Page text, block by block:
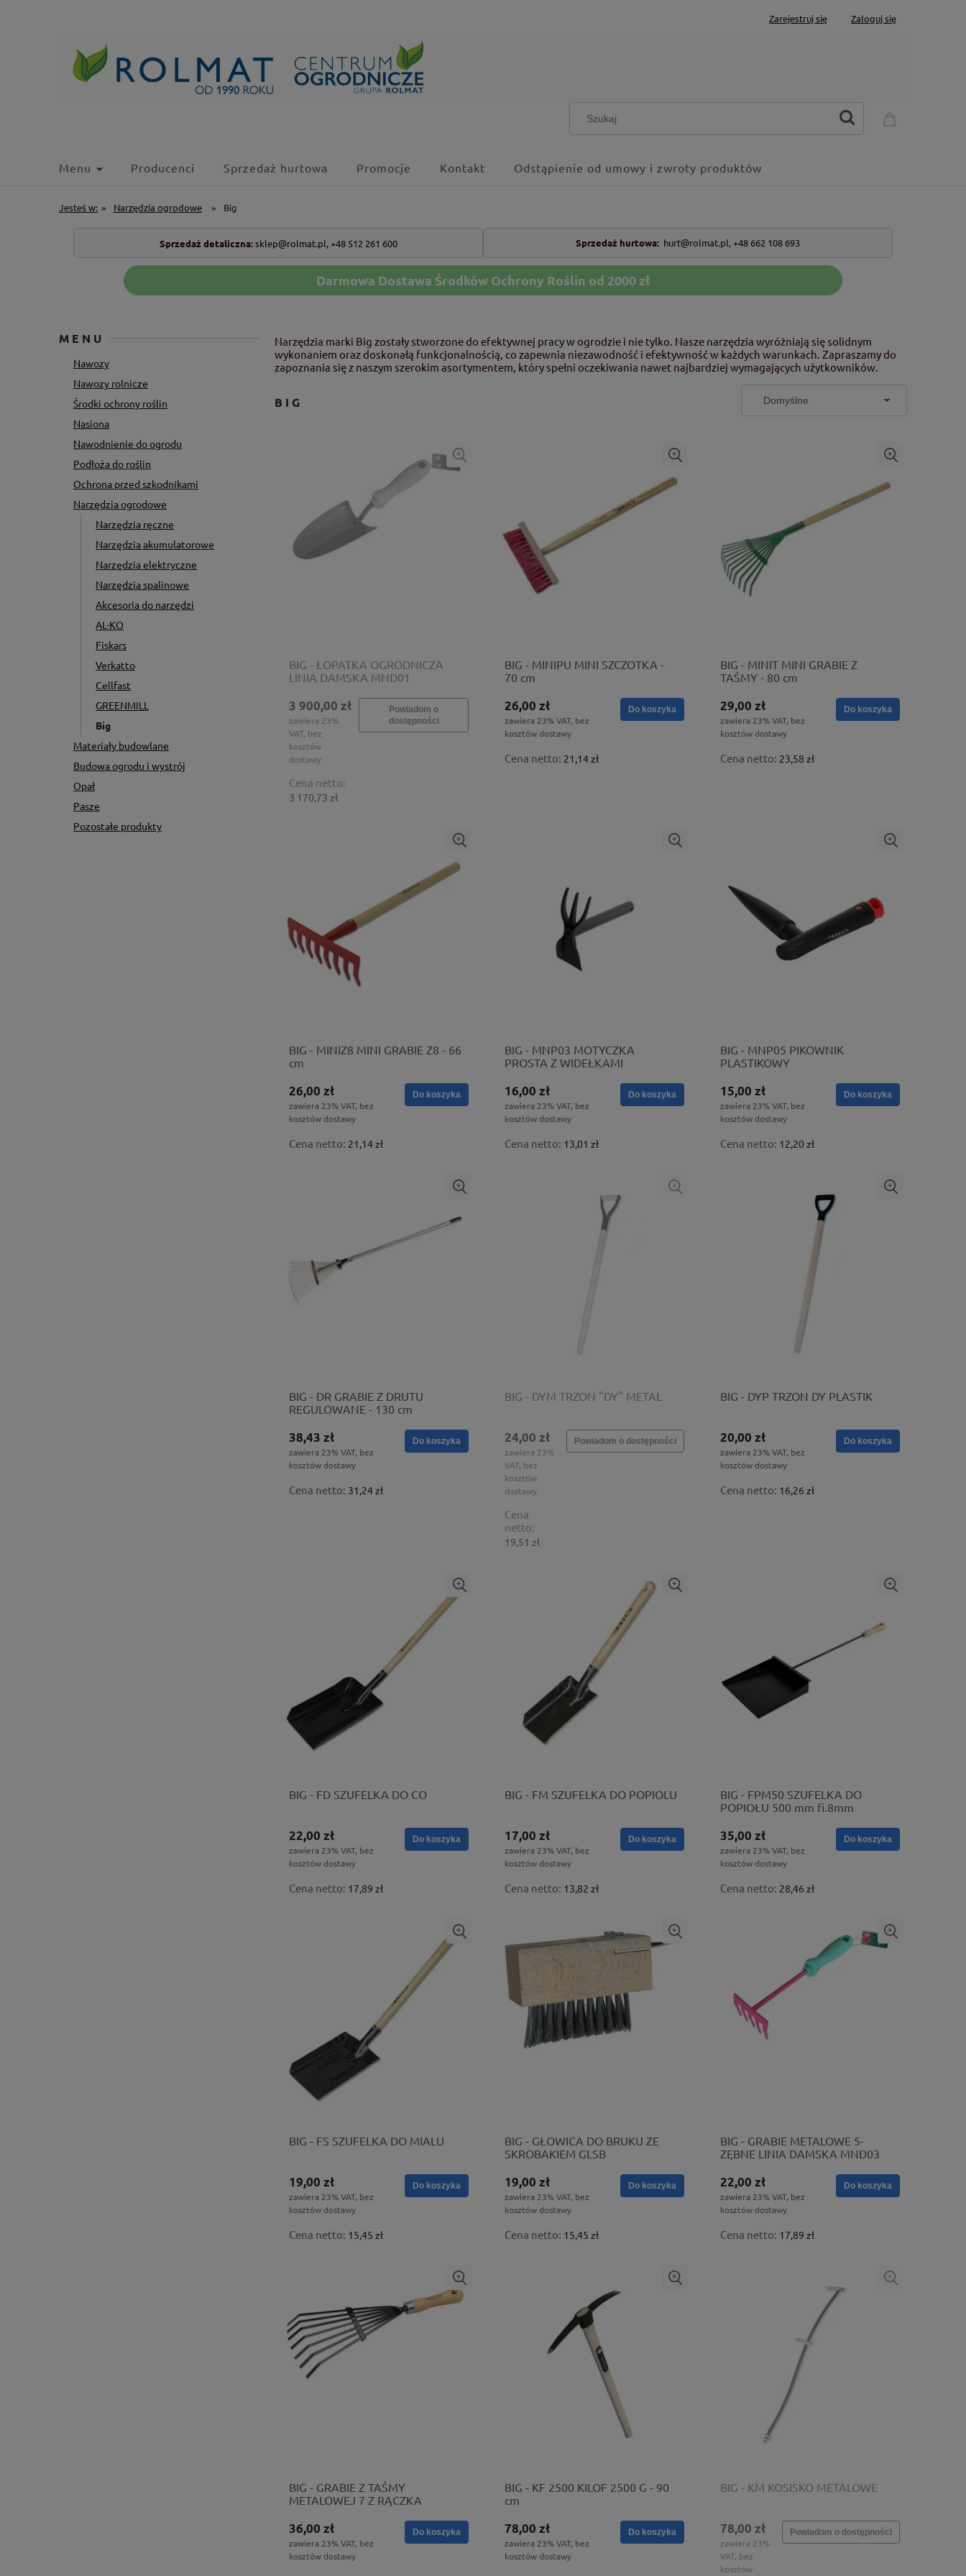
Zarejestruj się Zaloguj się
Menu Producenci Sprzedaż hurtowa Promocje Kontakt Odstąpienie od umowy i zwroty produktów
Jesteś w: » Narzędzia ogrodowe » Big
Sprzedaż detaliczna: sklep@rolmat.pl, +48 512 261 600 Sprzedaż hurtowa: hurt@rolmat.pl,+48 662 108 693
Darmowa Dostawa Środków Ochrony Roślin od 2000 zł
MENU
Nawozy
Nawozy rolnicze
Środki ochrony roślin
Nasiona
Nawodnienie do ogrodu
Podłoża do roślin
Ochrona przed szkodnikami
Narzędzia ogrodowe
Narzędzia ręczne
Narzędzia akumulatorowe
Narzędzia elektryczne
Narzędzia spalinowe
Akcesoria do narzędzi
AL-KO
Fiskars
Verkatto
Cellfast
GREENMILL
Big
Materiały budowlane
Budowa ogrodu i wystrój
Opał
Pasze
Pozostałe produkty
Narzędzia marki Big zostały stworzone do efektywnej pracy w ogrodzie i nie tylko. Nasze narzędzia wyróżniają się solidnym
wykonaniem oraz doskonałą funkcjonalnością, co zapewnia niezawodność i efektywność w każdych warunkach. Zapraszamy do
zapoznania się z naszym szerokim asortymentem, który spełni oczekiwania nawet najbardziej wymagających użytkowników.
BIG
BIG - ŁOPATKA OGRODNICZA
LINIA DAMSKA MND01
3 900,00 zł
zawiera 23%
VAT, bez
kosztów
dostawy
Cena netto:
3 170,73 zł
Powiadom o
dostępności
BIG - MINIPU MINI SZCZOTKA -
70 cm
26,00 zł
zawiera 23% VAT, bez
kosztów dostawy
Cena netto: 21,14 zł
Do koszyka
BIG - MINIT MINI GRABIE Z
TAŚMY - 80 cm
29,00 zł
zawiera 23% VAT, bez
kosztów dostawy
Cena netto: 23,58 zł
Do koszyka
BIG - MINIZ8 MINI GRABIE Z8 - 66
cm
26,00 zł
zawiera 23% VAT, bez
kosztów dostawy
Cena netto: 21,14 zł
Do koszyka
BIG - MNP03 MOTYCZKA
PROSTA Z WIDEŁKAMI
16,00 zł
zawiera 23% VAT, bez
kosztów dostawy
Cena netto: 13,01 zł
Do koszyka
BIG - MNP05 PIKOWNIK
PLASTIKOWY
15,00 zł
zawiera 23% VAT, bez
kosztów dostawy
Cena netto: 12,20 zł
Do koszyka
BIG - DR GRABIE Z DRUTU
REGULOWANE - 130 cm
38,43 zł
zawiera 23% VAT, bez
kosztów dostawy
Cena netto: 31,24 zł
Do koszyka
BIG - DYM TRZON "DY" METAL
24,00 zł
zawiera 23%
VAT, bez
kosztów
dostawy
Cena
netto:
19,51 zł
Powiadom o dostępności
BIG - DYP TRZON DY PLASTIK
20,00 zł
zawiera 23% VAT, bez
kosztów dostawy
Cena netto: 16,26 zł
Do koszyka
BIG - FD SZUFELKA DO CO
22,00 zł
zawiera 23% VAT, bez
kosztów dostawy
Cena netto: 17,89 zł
Do koszyka
BIG - FM SZUFELKA DO POPIOLU
17,00 zł
zawiera 23% VAT, bez
kosztów dostawy
Cena netto: 13,82 zł
Do koszyka
BIG - FPM50 SZUFELKA DO
POPIOŁU 500 mm fi.8mm
35,00 zł
zawiera 23% VAT, bez
kosztów dostawy
Cena netto: 28,46 zł
Do koszyka
BIG - FS SZUFELKA DO MIALU
19,00 zł
zawiera 23% VAT, bez
kosztów dostawy
Cena netto: 15,45 zł
Do koszyka
BIG - GŁOWICA DO BRUKU ZE
SKROBAKIEM GLSB
19,00 zł
zawiera 23% VAT, bez
kosztów dostawy
Cena netto: 15,45 zł
Do koszyka
BIG - GRABIE METALOWE 5-
ZĘBNE LINIA DAMSKA MND03
22,00 zł
zawiera 23% VAT, bez
kosztów dostawy
Cena netto: 17,89 zł
Do koszyka
BIG - GRABIE Z TAŚMY
METALOWEJ 7 Z RĄCZKA
36,00 zł
zawiera 23% VAT, bez
kosztów dostawy
Do koszyka
BIG - KF 2500 KILOF 2500 G - 90
cm
78,00 zł
zawiera 23% VAT, bez
kosztów dostawy
Do koszyka
BIG - KM KOSISKO METALOWE
78,00 zł
zawiera 23%
VAT, bez
kosztów
Powiadom o dostępności